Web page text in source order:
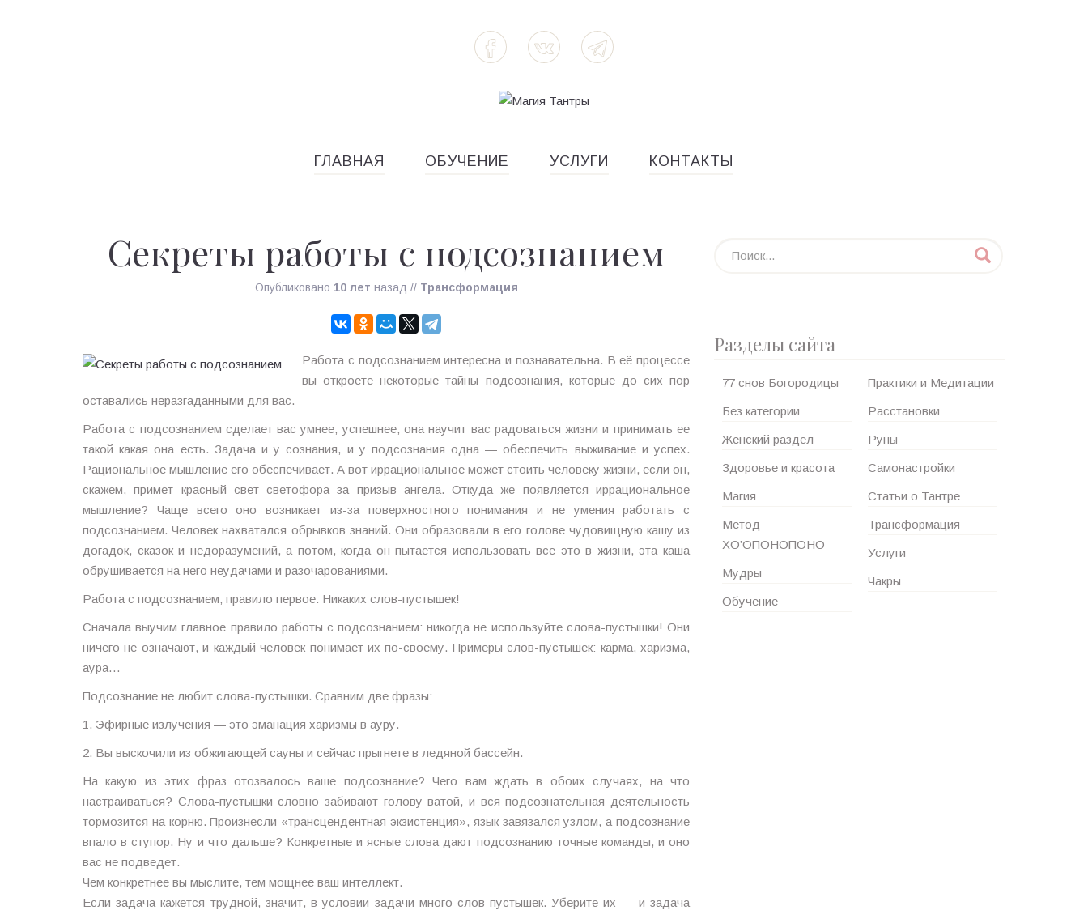
ГЛАВНАЯ ОБУЧЕНИЕ УСЛУГИ КОНТАКТЫ
Секреты работы с подсознанием
Опубликовано 10 лет назад // Трансформация
Работа с подсознанием интересна и познавательна. В её процессе
вы откроете некоторые тайны подсознания, которые до сих пор
оставались неразгаданными для вас.
Работа с подсознанием сделает вас умнее, успешнее, она научит вас радоваться жизни и принимать ее
такой какая она есть. Задача и у сознания, и у подсознания одна — обеспечить выживание и успех.
Рациональное мышление его обеспечивает. А вот иррациональное может стоить человеку жизни, если он,
скажем, примет красный свет светофора за призыв ангела. Откуда же появляется иррациональное
мышление? Чаще всего оно возникает из-за поверхностного понимания и не умения работать с
подсознанием. Человек нахватался обрывков знаний. Они образовали в его голове чудовищную кашу из
догадок, сказок и недоразумений, а потом, когда он пытается использовать все это в жизни, эта каша
обрушивается на него неудачами и разочарованиями.
Работа с подсознанием, правило первое. Никаких слов-пустышек!
Сначала выучим главное правило работы с подсознанием: никогда не используйте слова-пустышки! Они
ничего не означают, и каждый человек понимает их по-своему. Примеры слов-пустышек: карма, харизма,
аура…
Подсознание не любит слова-пустышки. Сравним две фразы:
1. Эфирные излучения — это эманация харизмы в ауру.
2. Вы выскочили из обжигающей сауны и сейчас прыгнете в ледяной бассейн.
На какую из этих фраз отозвалось ваше подсознание? Чего вам ждать в обоих случаях, на что
настраиваться? Слова-пустышки словно забивают голову ватой, и вся подсознательная деятельность
тормозится на корню. Произнесли «трансцендентная экзистенция», язык завязался узлом, а подсознание
впало в ступор. Ну и что дальше? Конкретные и ясные слова дают подсознанию точные команды, и оно
вас не подведет.
Чем конкретнее вы мыслите, тем мощнее ваш интеллект.
Если задача кажется трудной, значит, в условии задачи много слов-пустышек. Уберите их — и задача
Разделы сайта
77 снов Богородицы
Без категории
Женский раздел
Здоровье и красота
Магия
Метод
ХО’ОПОНОПОНО
Мудры
Обучение
Практики и Медитации
Расстановки
Руны
Самонастройки
Статьи о Тантре
Трансформация
Услуги
Чакры